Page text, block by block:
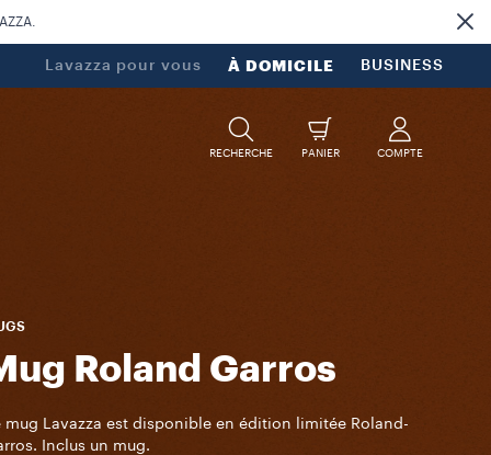
Lavazza pour vous À DOMICILE BUSINESS
RECHERCHE PANIER COMPTE
Roland Garros
mug Lavazza est disponible en édition limitée Roland-
Inclus un mug.